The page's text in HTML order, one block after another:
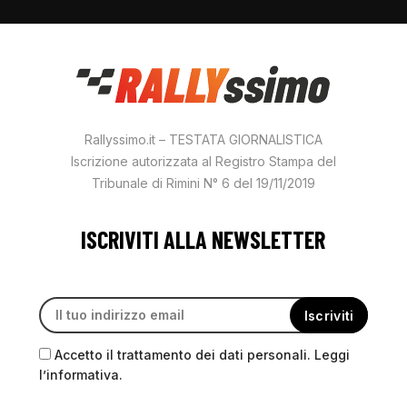
Rallyssimo.it – TESTATA GIORNALISTICA
Iscrizione autorizzata al Registro Stampa del
Tribunale di Rimini N° 6 del 19/11/2019
ISCRIVITI ALLA NEWSLETTER
Accetto il trattamento dei dati personali. Leggi
l’informativa.